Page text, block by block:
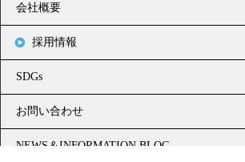
会社概要
採用情報
SDGs
お問い合わせ
NEWS＆INFORMATION BLOG